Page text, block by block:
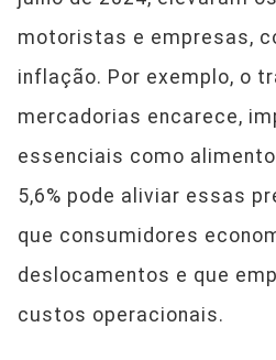
motoristas e empresas,
inflação. Por exemplo, o
mercadorias encarece,
essenciais como
5,6% pode aliviar essas
que consumidores
deslocamentos e que
custos operacionais.